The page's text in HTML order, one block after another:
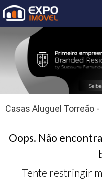
Casas Aluguel Torreão
Oops. Não
Tente restringir